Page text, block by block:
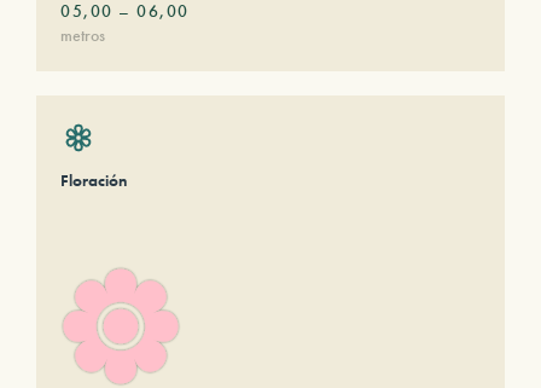
05,00 – 06,00
metros
Floración